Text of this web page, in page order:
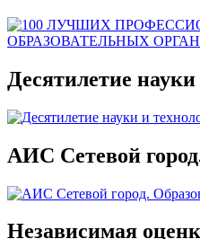
Десятилетие
АИС Сетевой
Независимая